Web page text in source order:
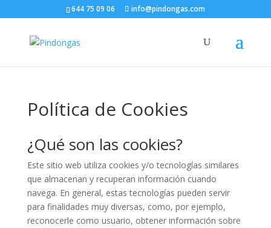
644 75 09 06 info@pindongas.com
Política de Cookies
¿Qué son las cookies?
Este sitio web utiliza cookies y/o tecnologías similares
que almacenan y recuperan información cuando
navega. En general, estas tecnologías pueden servir
para finalidades muy diversas, como, por ejemplo,
reconocerle como usuario, obtener información sobre